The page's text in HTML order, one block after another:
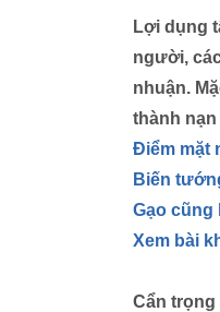
Lợi dụng
người,
nhuận.
thành
Điểm mặt
Biến
Gạo cũng
Xem bài
Cẩn